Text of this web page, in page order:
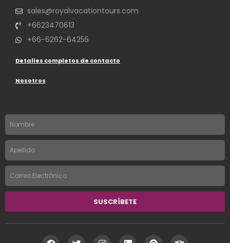
sales@royalvacationtours.com
+6623470613
+66-6262-64255
Detalles completos de contacto
Nosotros
Nombre
Apellido
Correo
Electrónico
SUSCRÍBETE
F T I L P T